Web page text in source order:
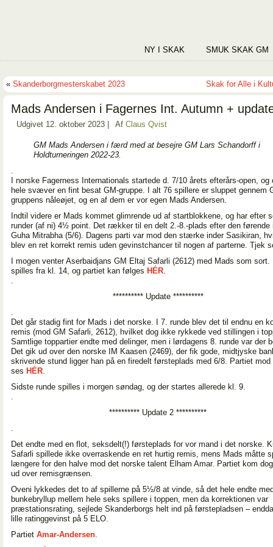
NY I SKAK SMUK SKAK GM
« Skanderborgmesterskabet 2023 Skak for Alle i
Mads Andersen i Fagernes Int. Autumn +
Udgivet 12. oktober 2023 Af Claus Qvist
GM Mads Andersen i færd med at besejre GM Lars Schandorff i
Holdturneringen 2022-23.
.
I norske Fagerness Internationals startede d. 7/10 årets efterårs-open, og
hele svæver en fint besat GM-gruppe. I alt 76 spillere er sluppet gennem
gruppens nåleøjet, og en af dem er vor egen Mads Andersen.
Indtil videre er Mads kommet glimrende ud af startblokkene, og har efter
runder (af ni) 4½ point. Det rækker til en delt 2.-8.-plads efter den førende
Guha Mitrabha (5/6). Dagens parti var mod den stærke inder Sasikiran,
blev en ret korrekt remis uden gevinstchancer til nogen af parterne. Tjek
I mogen venter Aserbaidjans GM Eltaj Safarli (2612) med Mads som sort.
spilles fra kl. 14, og partiet kan følges HÉR.
.
********** Update **********
.
Det går stadig fint for Mads i det norske. I 7. runde blev det til endnu en
remis (mod GM Safarli, 2612), hvilket dog ikke rykkede ved stillingen i
Samtlige toppartier endte med delinger, men i lørdagens 8. runde var der
Det gik ud over den norske IM Kaasen (2469), der fik gode, midtjyske
skrivende stund ligger han på en firedelt førsteplads med 6/8. Partiet mod
ses HÉR.
Sidste runde spilles i morgen søndag, og der startes allerede kl. 9.
.
********** Update 2 **********
.
Det endte med en flot, seksdelt(!) førsteplads for vor mand i det norske.
Safarli spillede ikke overraskende en ret hurtig remis, mens Mads måtte
længere for den halve mod det norske talent Elham Amar. Partiet kom
ud over remisgrænsen.
Oveni lykkedes det to af spillerne på 5½/8 at vinde, så det hele endte
bunkebryllup mellem hele seks spillere i toppen, men da korrektionen var
præstationsrating, sejlede Skanderborgs helt ind på førstepladsen –
lille ratinggevinst på 5 ELO.
Partiet Amar-Andersen.